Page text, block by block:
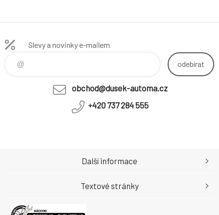
Slevy a novinky e-mailem
odebírat
obchod@dusek-automa.cz
+420 737 284 555
Další informace
Textové stránky